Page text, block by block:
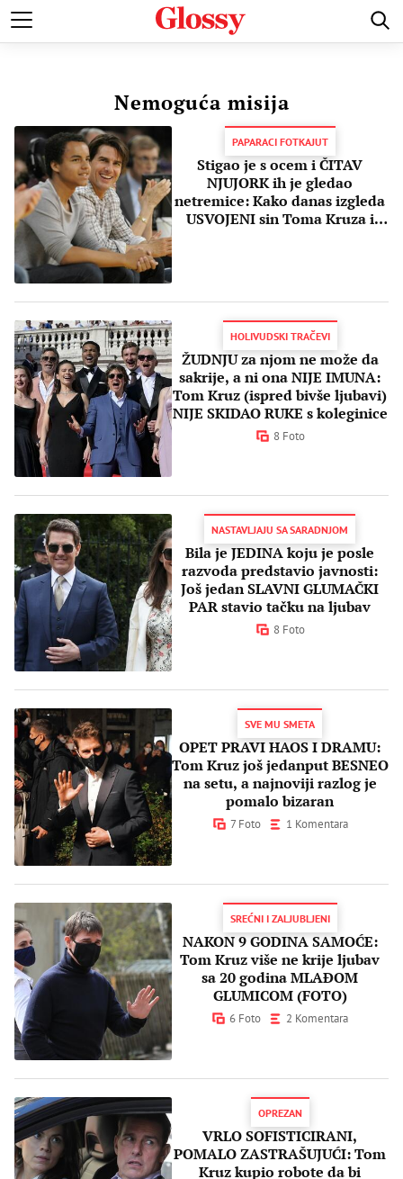
POZNATI MODA I LEPOTA ZDRAVI I SREĆNI LJUBAV
Nemoguća misija
PAPARACI FOTKAJUT
Stigao je s ocem i ČITAV
NJUJORK ih je gledao
netremice: Kako danas izgleda
USVOJENI sin Toma Kruza i
HOLIVUDSKI TRAČEVI
ŽUDNJU za njom ne može da
sakrije, a ni ona NIJE IMUNA:
Tom Kruz (ispred bivše ljubavi)
NIJE SKIDAO RUKE s koleginice
8 Foto
NASTAVLJAJU SA SARADNJOM
Bila je JEDINA koju je posle
razvoda predstavio javnosti:
Još jedan SLAVNI GLUMAČKI
PAR stavio tačku na ljubav
8 Foto
SVE MU SMETA
OPET PRAVI HAOS I DRAMU:
Tom Kruz još jedanput BESNEO
na setu, a najnoviji razlog je
pomalo bizaran
7 Foto 1 Komentara
SREĆNI I ZALJUBLJENI
NAKON 9 GODINA SAMOĆE:
Tom Kruz više ne krije ljubav
sa 20 godina MLAĐOM
GLUMICOM (FOTO)
6 Foto 2 Komentara
OPREZAN
VRLO SOFISTICIRANI,
POMALO ZASTRAŠUJUĆI: Tom
Kruz kupio robote da bi